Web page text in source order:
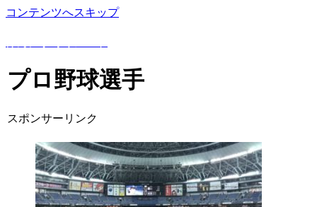
コンテンツへスキップ
プロ野球選手
スポンサーリンク